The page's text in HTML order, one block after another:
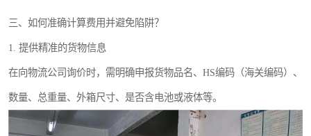
三、如何准确计算费用并避免陷阱？
1. 提供精准的货物信息
在向物流公司询价时，需明确申报货物品名、HS编码（海关编码）、
数量、总重量、外箱尺寸、是否含电池或液体等。